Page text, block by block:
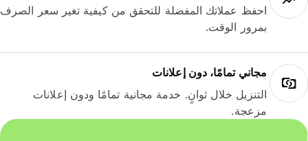
احفظ عملاتك المفضلة للتحقق من كيفية تغير سعر الصرف
بمرور الوقت.
مجاني تمامًا، دون إعلانات
التنزيل خلال ثوانٍ. خدمة مجانية تمامًا ودون إعلانات
مزعجة.